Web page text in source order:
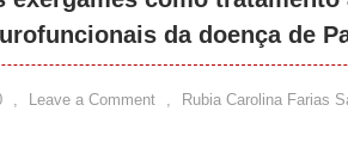
da doença de
, Leave a Comment , Rubia Carolina Farias